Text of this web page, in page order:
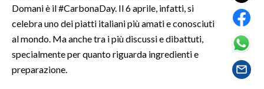
CULTURA
SPETTACOLI
Domani è il #CarbonaDay. Il 6 aprile, infatti, si
celebra uno dei piatti italiani più amati e conosciuti
al mondo. Ma anche tra i più discussi e dibattuti,
specialmente per quanto riguarda ingredienti e
preparazione.